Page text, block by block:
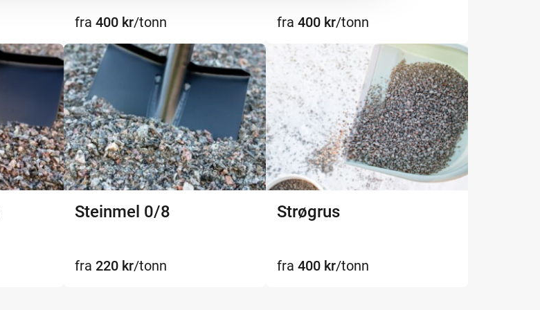
fra 400 kr/tonn fra 400 kr/tonn
Steinmel 0/8
fra 220 kr/tonn
Strøgrus
fra 400 kr/tonn